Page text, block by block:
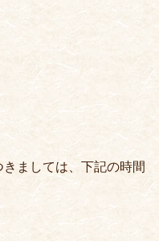
ましては、下記の時間